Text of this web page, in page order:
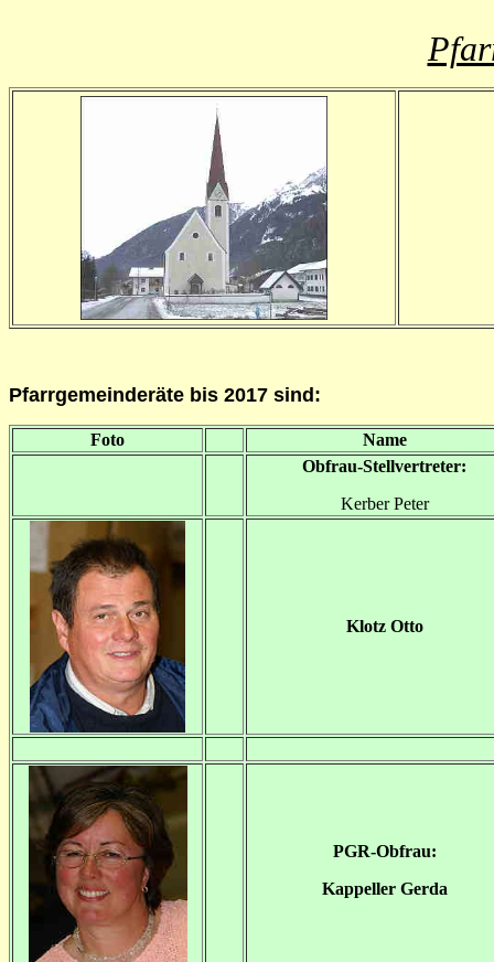
Pfarrgemeinderäte bis 2017 sind:
Foto
Name
Obfrau-Stellvertreter:
Kerber Peter
Klotz Otto
PGR-Obfrau:
Kappeller Gerda